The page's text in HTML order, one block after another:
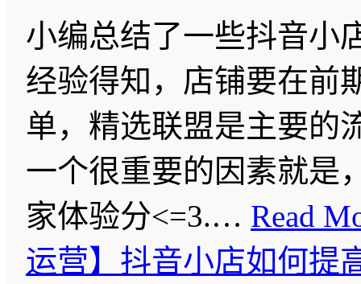
小编总结了一些抖音小
经验得知，店铺要在前
单，精选联盟是主要的
一个很重要的因素就是
家体验分<=3.… Read
运营】抖音小店如何提